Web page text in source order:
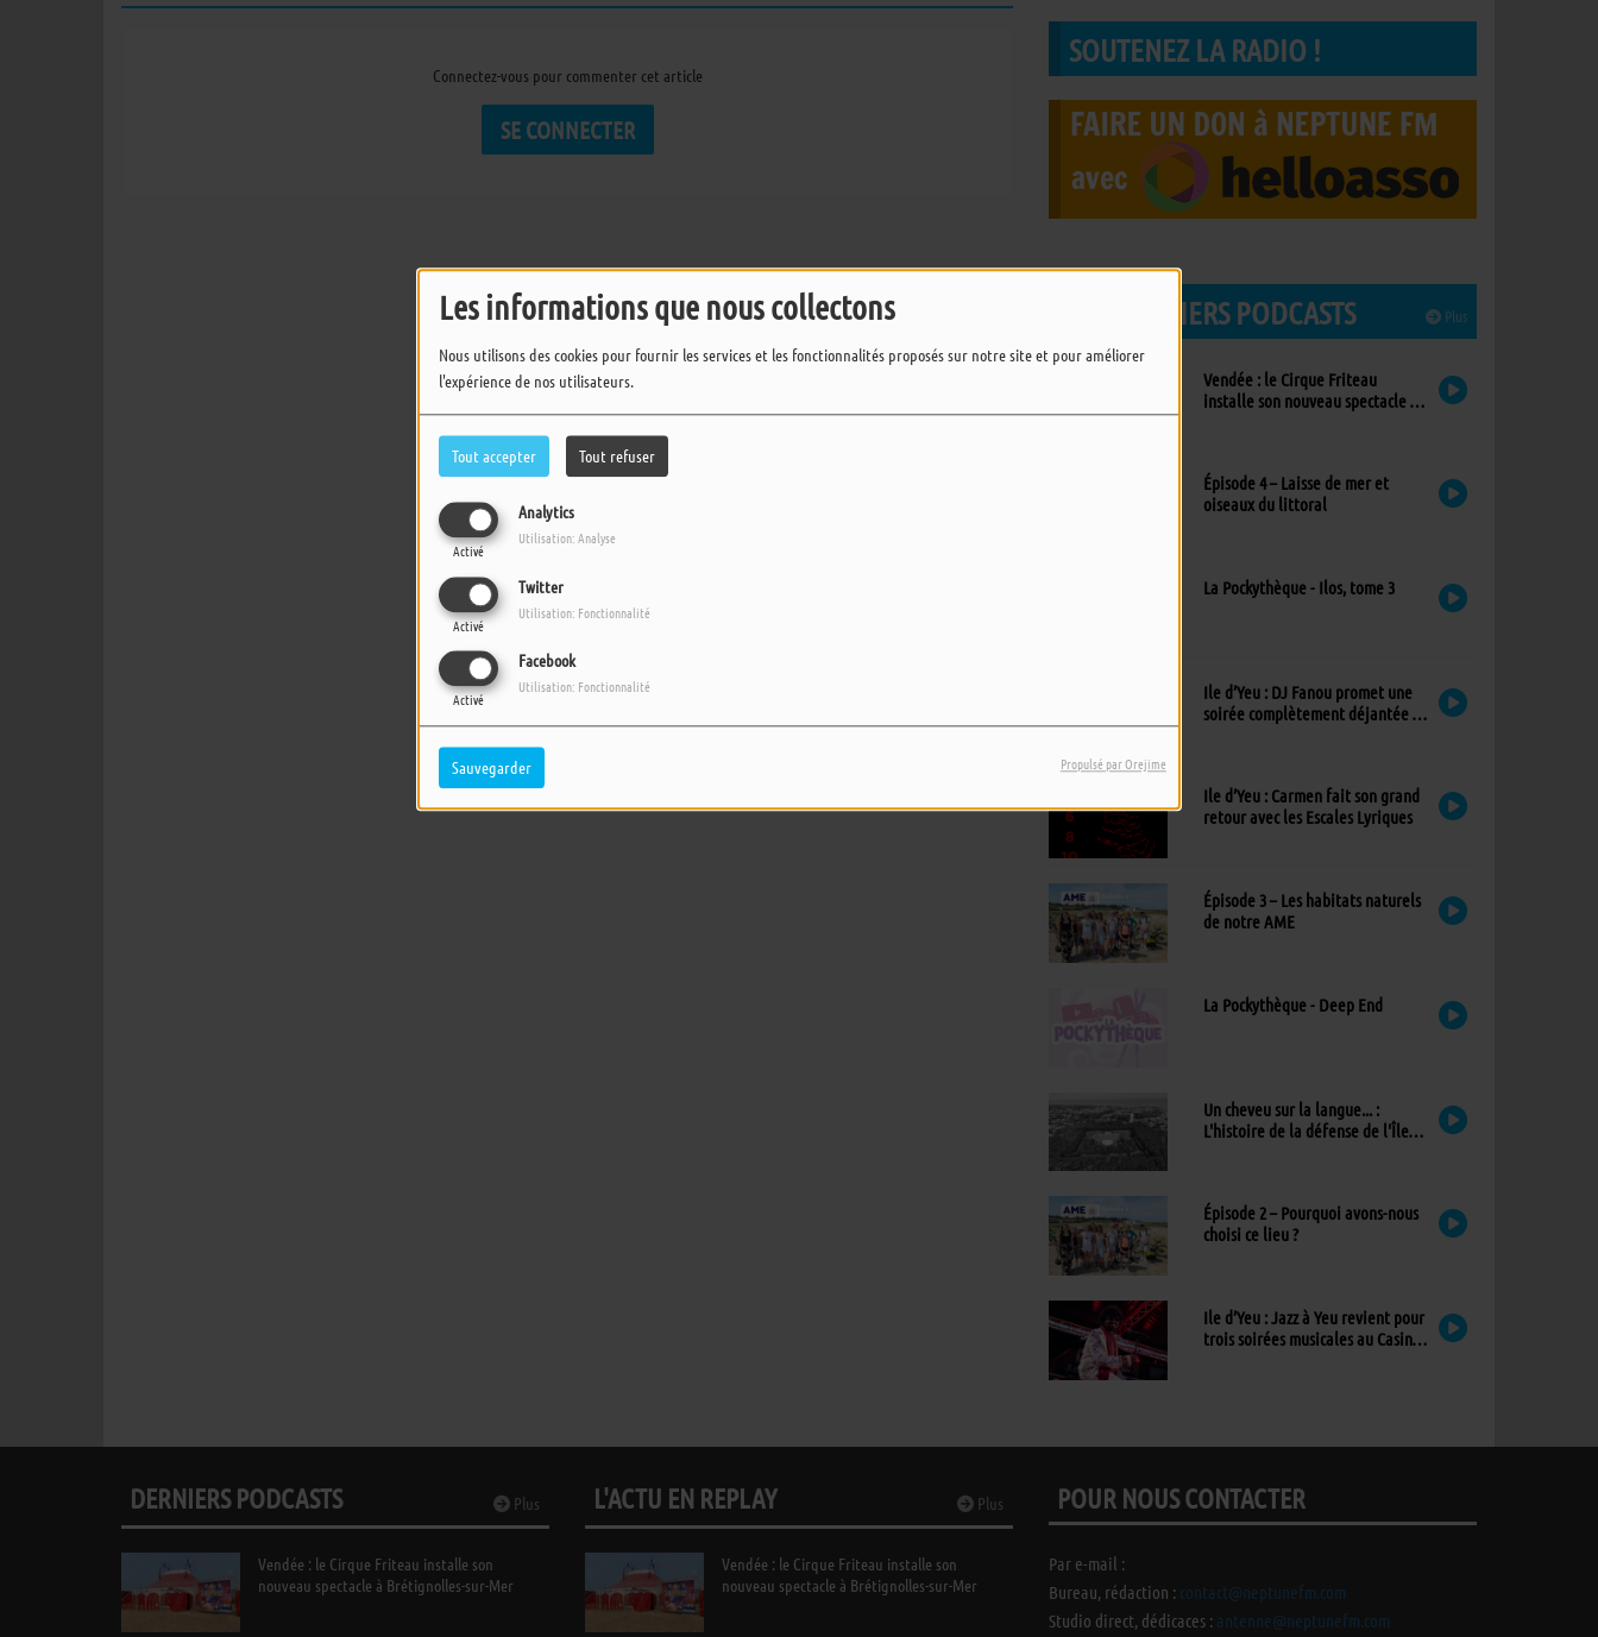
Les informations que nous collectons
Nous utilisons des cookies pour fournir les services et les fonctionnalités proposés sur notre site et pour améliorer
l'expérience de nos utilisateurs.
Tout accepter Tout refuser
Analytics
Activé
Utilisation: Analyse
Twitter
Activé
Utilisation: Fonctionnalité
Facebook
Activé
Utilisation: Fonctionnalité
Sauvegarder Propulsé par Orejime
Connectez-vous pour commenter cet article
SE CONNECTER
SOUTENEZ LA RADIO !
Plus
LES DERNIERS PODCASTS
Vendée : le Cirque Friteau
installe son nouveau spectacle à
Épisode 4 – Laisse de mer et
oiseaux du littoral
La Pockythèque - Ilos, tome 3
Ile d’Yeu : DJ Fanou promet une
soirée complètement déjantée à
Ile d’Yeu : Carmen fait son grand
retour avec les Escales Lyriques
Épisode 3 – Les habitats naturels
de notre AME
La Pockythèque - Deep End
Un cheveu sur la langue... :
L'histoire de la défense de l'Île
Épisode 2 – Pourquoi avons-nous
choisi ce lieu ?
Ile d’Yeu : Jazz à Yeu revient pour
trois soirées musicales au Casino,
Plus
DERNIERS PODCASTS
Vendée : le Cirque Friteau installe son
nouveau spectacle à Brétignolles-sur-Mer
Plus
L'ACTU EN REPLAY
Vendée : le Cirque Friteau installe son
nouveau spectacle à Brétignolles-sur-Mer
POUR NOUS CONTACTER
Par e-mail :
Bureau, rédaction : contact@neptunefm.com
Studio direct, dédicaces : antenne@neptunefm.com